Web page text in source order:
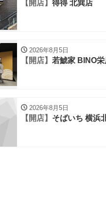
【開店】 得得 北巽店
2026年8月5日
【開店】 若鯱家 BINO栄
2026年8月5日
【開店】 そばいち 横浜